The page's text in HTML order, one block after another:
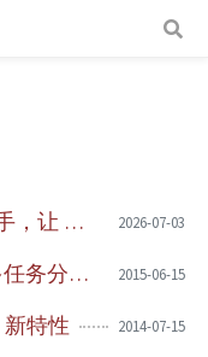
sim-use - 给 agent 装上眼睛和手，让 mobile 开发跟上 AI 时代 2026-07-03
WWDC15 Session笔记 - iOS 9 多任务分屏要点 2015-06-15
新特性 2014-07-15